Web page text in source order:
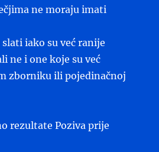
ne moraju imati
iako su već ranije
ne i one koje su već
zborniku ili pojedinačnoj
rezultate Poziva prije